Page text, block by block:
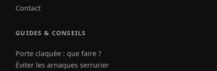
Contact
GUIDES & CONSEILS
Porte claquée : que faire ?
Éviter les arnaques serrurier